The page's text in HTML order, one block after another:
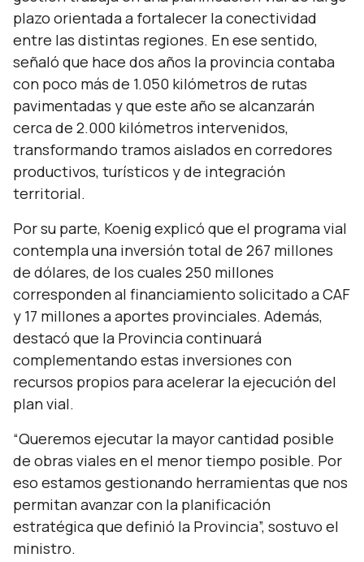
plazo orientada a fortalecer la conectividad
entre las distintas regiones. En ese sentido,
señaló que hace dos años la provincia contaba
con poco más de 1.050 kilómetros de rutas
pavimentadas y que este año se alcanzarán
cerca de 2.000 kilómetros intervenidos,
transformando tramos aislados en corredores
productivos, turísticos y de integración
territorial.
Por su parte, Koenig explicó que el programa vial
contempla una inversión total de 267 millones
de dólares, de los cuales 250 millones
corresponden al financiamiento solicitado a CAF
y 17 millones a aportes provinciales. Además,
destacó que la Provincia continuará
complementando estas inversiones con
recursos propios para acelerar la ejecución del
plan vial.
“Queremos ejecutar la mayor cantidad posible
de obras viales en el menor tiempo posible. Por
eso estamos gestionando herramientas que nos
permitan avanzar con la planificación
estratégica que definió la Provincia”, sostuvo el
ministro.